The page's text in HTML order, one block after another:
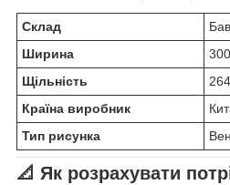
Склад
Ширина
Щільність
Країна виробник
Тип рисунка
📐 Як розрахувати